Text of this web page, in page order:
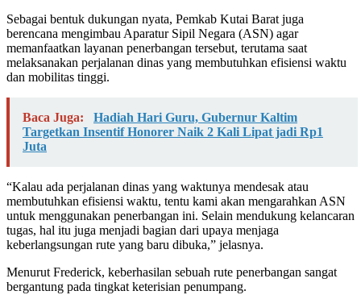
Sebagai bentuk dukungan nyata, Pemkab Kutai Barat juga
berencana mengimbau Aparatur Sipil Negara (ASN) agar
memanfaatkan layanan penerbangan tersebut, terutama saat
melaksanakan perjalanan dinas yang membutuhkan efisiensi waktu
dan mobilitas tinggi.
Baca Juga:
Hadiah Hari Guru, Gubernur Kaltim
Targetkan Insentif Honorer Naik 2 Kali Lipat jadi Rp1
Juta
“Kalau ada perjalanan dinas yang waktunya mendesak atau
membutuhkan efisiensi waktu, tentu kami akan mengarahkan ASN
untuk menggunakan penerbangan ini. Selain mendukung kelancaran
tugas, hal itu juga menjadi bagian dari upaya menjaga
keberlangsungan rute yang baru dibuka,” jelasnya.
Menurut Frederick, keberhasilan sebuah rute penerbangan sangat
bergantung pada tingkat keterisian penumpang.